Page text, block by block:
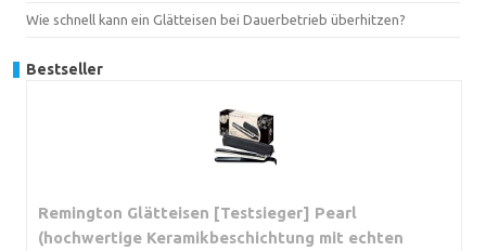
Wie schnell kann ein Glätteisen bei Dauerbetrieb überhitzen?
Bestseller
Remington Glätteisen [Testsieger] Pearl
(hochwertige Keramikbeschichtung mit echten